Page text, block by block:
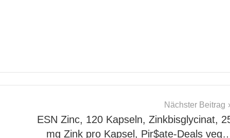
Nächster Beitrag
ESN Zinc, 120 Kapseln, Zinkbisglycinat,
mg Zink pro Kapsel, Pir$ate-Deals